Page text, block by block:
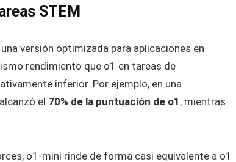
STEM
una versión optimizada para aplicaciones en
rendimiento que o1 en tareas de
inferior. Por ejemplo, en una
el 70% de la puntuación de o1 , mientras
o1-mini rinde de forma casi equivalente a o1